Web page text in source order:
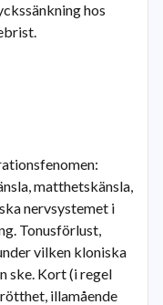
hos
matthetskänsla,
nervsystemet i
Tonusförlust,
vilken kloniska
ske. Kort (i regel
illamående